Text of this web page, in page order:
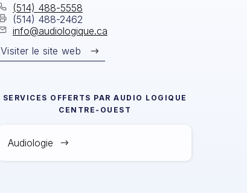
(514) 488-5558
(514) 488-2462
info@audiologique.ca
Visiter le site web
SERVICES OFFERTS PAR AUDIO LOGIQUE
CENTRE-OUEST
Audiologie